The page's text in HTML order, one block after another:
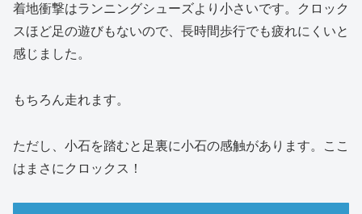
着地衝撃はランニングシューズより小さいです。クロック
スほど足の遊びもないので、長時間歩行でも疲れにくいと
感じました。
もちろん走れます。
ただし、小石を踏むと足裏に小石の感触があります。ここ
はまさにクロックス！